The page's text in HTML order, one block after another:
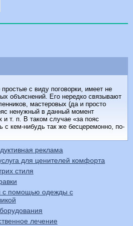
с виду поговорки, имеет не
объяснений. Его нередко связывают
мастеровых (да и просто
ненужный в данный момент
и т. п. В таком случае «за пояс
с кем-нибудь так же бесцеремонно, по-
реклама
для ценителей комфорта
стиля
с помощью одежды с
лечение